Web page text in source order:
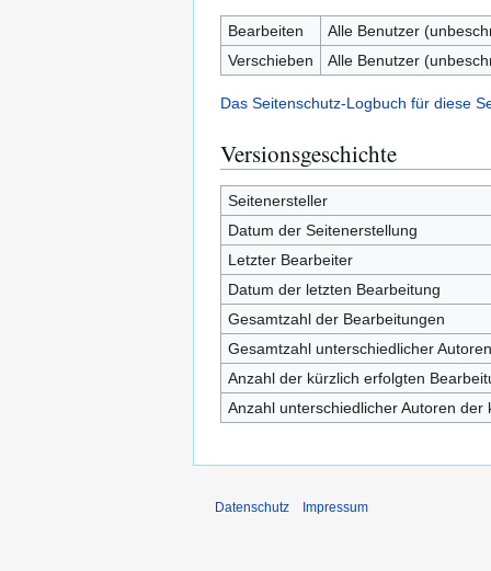
Bearbeiten
Alle Benutzer
Verschieben
Alle Benutzer
Das Seitenschutz-Logbuch für diese
Versionsgeschichte
Seitenersteller
Datum der Seitenerstellung
Letzter Bearbeiter
Datum der letzten Bearbeitung
Gesamtzahl der Bearbeitungen
Gesamtzahl unterschiedlicher Autoren
Anzahl der kürzlich erfolgten
Anzahl unterschiedlicher Autoren
Datenschutz Impressum